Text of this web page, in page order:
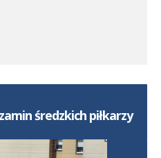
średzkich piłkarzy